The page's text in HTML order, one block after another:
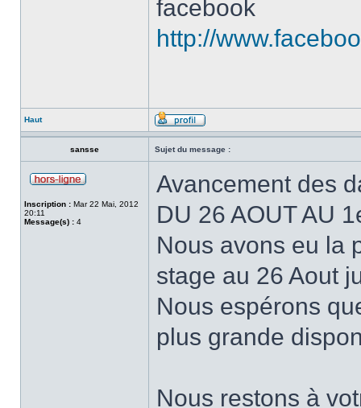
facebook
http://
Haut
sansse Sujet du message :
Inscription : Mar 22 Mai, 2012
20:11
Message(s) : 4
Avancement des
DU 26 AOUT AU
Nous avons eu la
stage au 26 Aout
Nous espérons
plus grande
Nous restons à